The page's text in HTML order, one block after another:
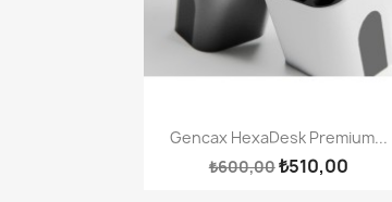
 Hızlı Görünüm
Gencax HexaDesk Premium...
₺600,00₺510,00